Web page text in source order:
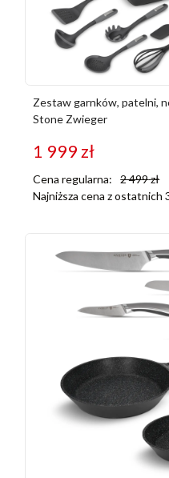
Zestaw garnków, patelni,
Stone Zwieger
1 999zł
Cena regularna: 2 499zł
Najniższa cena z ostatnich